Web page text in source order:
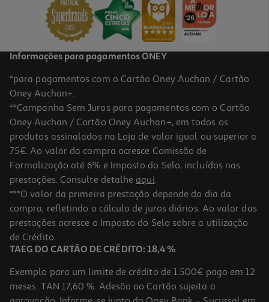
4.8
Café Delta Mistura Cereais E Café Solúvel 200g
29.45 €/Kg
5,89 €
Informações para pagamentos ONEY
*para pagamentos com o Cartão Oney Auchan / Cartão
Oney Auchan+.
**Campanha Sem Juros para pagamentos com o Cartão
Oney Auchan / Cartão Oney Auchan+, em todos os
produtos assinalados na Loja de valor igual ou superior a
75€. Ao valor da compra acresce Comissão de
Formalização até 6% e Imposto do Selo, incluídos nas
prestações. Consulte detalhe aqui.
***O valor da primeira prestação depende do dia da
compra, refletindo o cálculo de juros diários. Ao valor das
prestações acresce o Imposto do Selo sobre a utilização
de Crédito.
TAEG DO CARTÃO DE CRÉDITO: 18,4 %
Exemplo para um limite de crédito de 1.500€ pago em 12
meses. TAN 17,60 %. Adesão ao Cartão sujeita a